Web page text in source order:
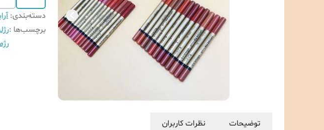
دسته‌بندی:
برچسب‌ها :
توضیحات نظرات کاربران